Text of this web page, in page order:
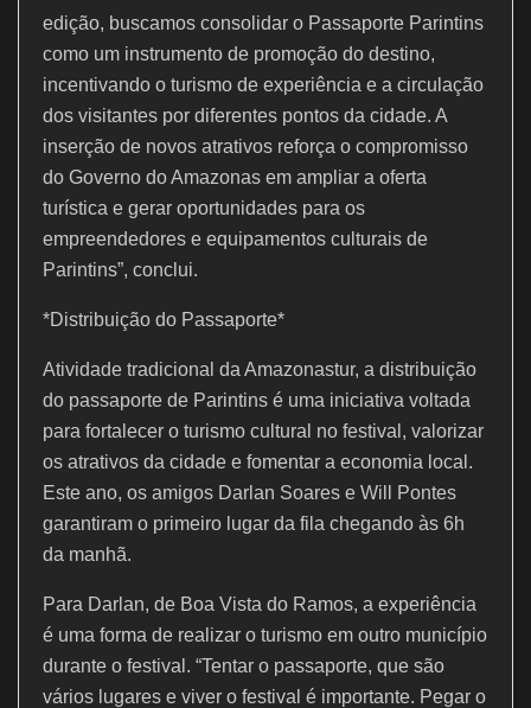
edição, buscamos consolidar o Passaporte Parintins
como um instrumento de promoção do destino,
incentivando o turismo de experiência e a circulação
dos visitantes por diferentes pontos da cidade. A
inserção de novos atrativos reforça o compromisso
do Governo do Amazonas em ampliar a oferta
turística e gerar oportunidades para os
empreendedores e equipamentos culturais de
Parintins”, conclui.
*Distribuição do Passaporte*
Atividade tradicional da Amazonastur, a distribuição
do passaporte de Parintins é uma iniciativa voltada
para fortalecer o turismo cultural no festival, valorizar
os atrativos da cidade e fomentar a economia local.
Este ano, os amigos Darlan Soares e Will Pontes
garantiram o primeiro lugar da fila chegando às 6h
da manhã.
Para Darlan, de Boa Vista do Ramos, a experiência
é uma forma de realizar o turismo em outro município
durante o festival. “Tentar o passaporte, que são
vários lugares e viver o festival é importante. Pegar o